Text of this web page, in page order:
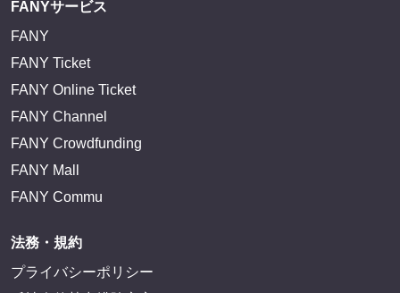
FANYサービス
FANY
FANY Ticket
FANY Online Ticket
FANY Channel
FANY Crowdfunding
FANY Mall
FANY Commu
法務・規約
プライバシーポリシー